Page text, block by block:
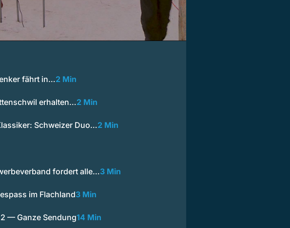
fährt in…2 Min
erhalten…2 Min
Schweizer Duo…2 Min
fordert alle…3 Min
im Flachland3 Min
— Ganze Sendung14 Min